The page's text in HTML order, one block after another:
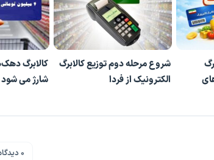
شروع مرحله دوم توزیع کالابرگ
الکترونیک از فردا
شارژ می شود
0 دیدگاه